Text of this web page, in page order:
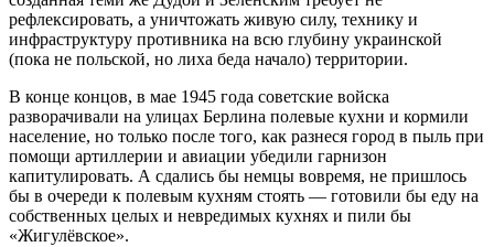
рефлексировать, а уничтожать живую силу, технику и
инфраструктуру противника на всю глубину украинской
(пока не польской, но лиха беда начало) территории.
В конце концов, в мае 1945 года советские войска
разворачивали на улицах Берлина полевые кухни и кормили
население, но только после того, как разнеся город в пыль при
помощи артиллерии и авиации убедили гарнизон
капитулировать. А сдались бы немцы вовремя, не пришлось
бы в очереди к полевым кухням стоять — готовили бы еду на
собственных целых и невредимых кухнях и пили бы
«Жигулёвское».